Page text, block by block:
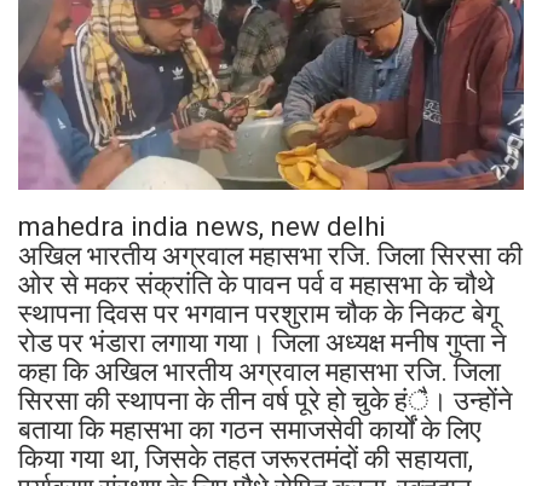
mahedra india news, new delhi
अखिल भारतीय अग्रवाल महासभा रजि. जिला सिरसा की
ओर से मकर संक्रांति के पावन पर्व व महासभा के चौथे
स्थापना दिवस पर भगवान परशुराम चौक के निकट बेगू
रोड पर भंडारा लगाया गया। जिला अध्यक्ष मनीष गुप्ता ने
कहा कि अखिल भारतीय अग्रवाल महासभा रजि. जिला
सिरसा की स्थापना के तीन वर्ष पूरे हो चुके हंै। उन्होंने
बताया कि महासभा का गठन समाजसेवी कार्यों के लिए
किया गया था, जिसके तहत जरूरतमंदों की सहायता,